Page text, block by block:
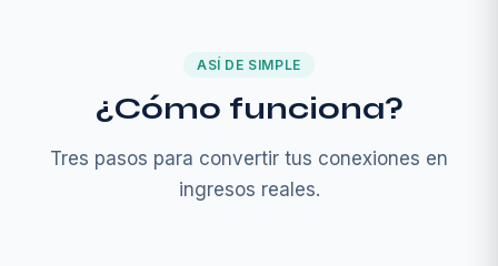
ASÍ DE SIMPLE
¿Cómo funciona?
Tres pasos para convertir tus conexiones en
ingresos reales.